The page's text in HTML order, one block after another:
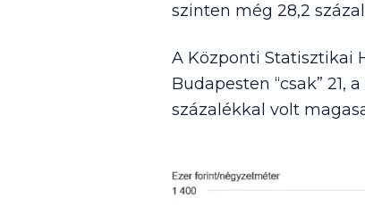
szinten még 28,2
A Központi Statisztikai
Budapesten “csak”
százalékkal volt